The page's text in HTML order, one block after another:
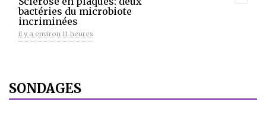
bactéries du microbiote
incriminées
il y a environ 11 heures
SONDAGES